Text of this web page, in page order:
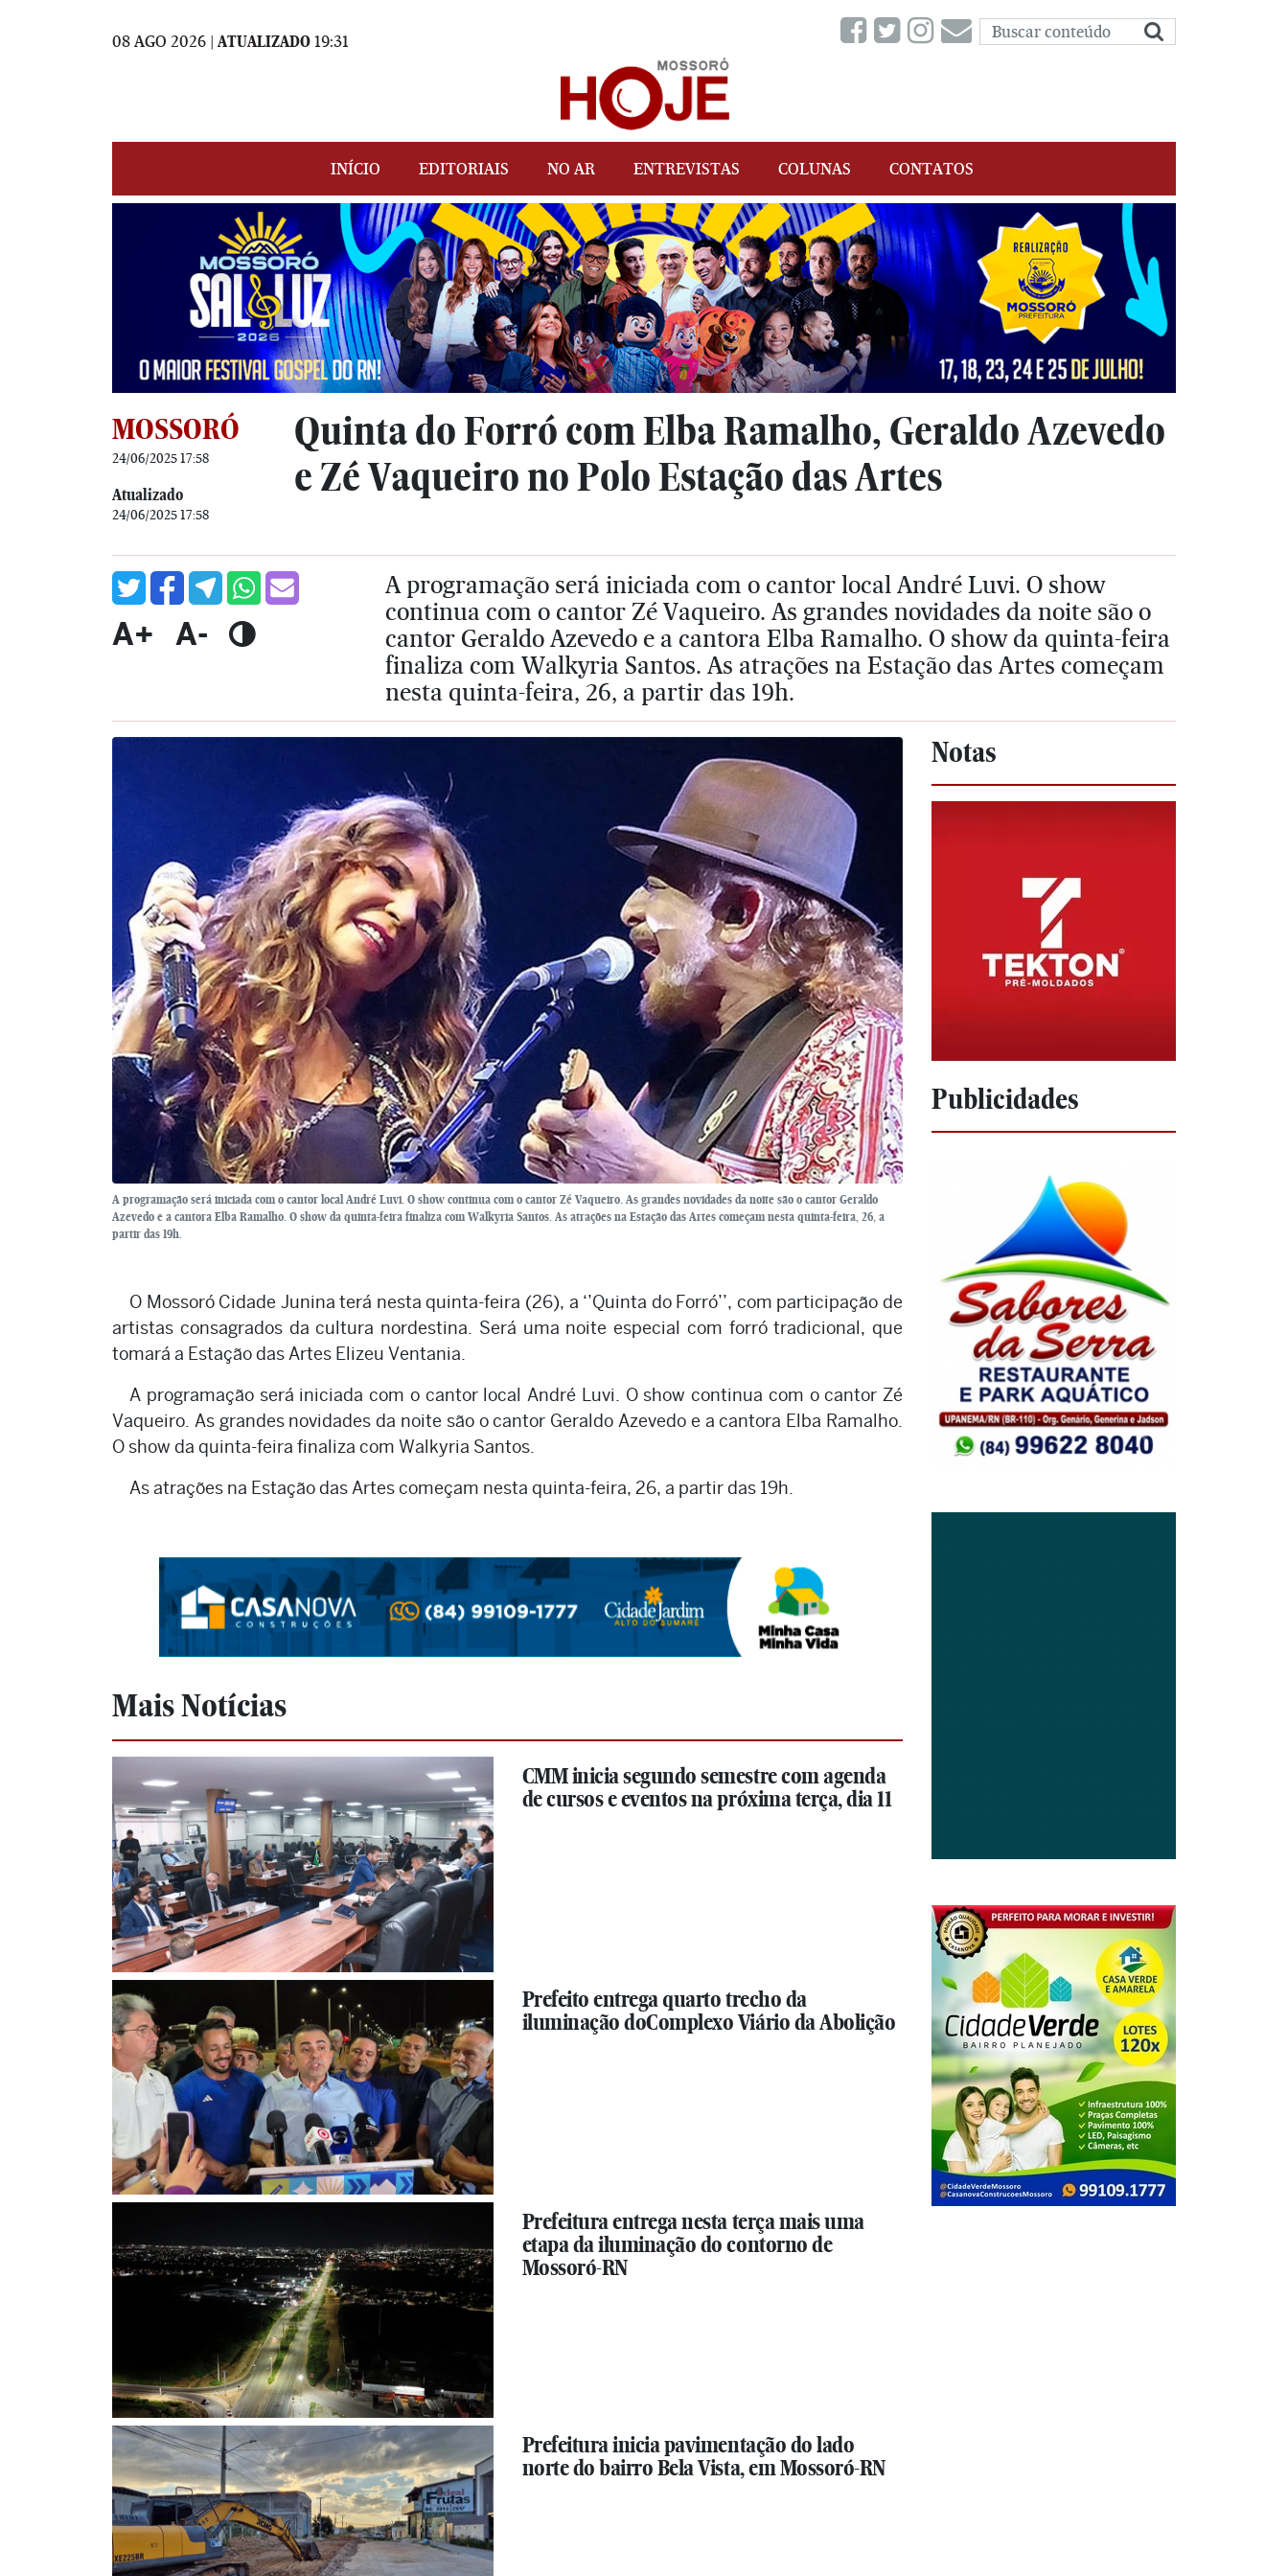
08 AGO 2026 | ATUALIZADO 19:31
INÍCIO EDITORIAIS NO AR ENTREVISTAS COLUNAS CONTATOS
MOSSORÓ
24/06/2025 17:58
Atualizado
24/06/2025 17:58
Quinta do Forró com Elba Ramalho, Geraldo Azevedo
e Zé Vaqueiro no Polo Estação das Artes
A+ A-
A programação será iniciada com o cantor local André Luvi. O show
continua com o cantor Zé Vaqueiro. As grandes novidades da noite são o
cantor Geraldo Azevedo e a cantora Elba Ramalho. O show da quinta-feira
finaliza com Walkyria Santos. As atrações na Estação das Artes começam
nesta quinta-feira, 26, a partir das 19h.
A programação será iniciada com o cantor local André Luvi. O show continua com o cantor Zé Vaqueiro. As grandes novidades da noite são o cantor Geraldo
Azevedo e a cantora Elba Ramalho. O show da quinta-feira finaliza com Walkyria Santos. As atrações na Estação das Artes começam nesta quinta-feira, 26, a
partir das 19h.
O Mossoró Cidade Junina terá nesta quinta-feira (26), a ‘’Quinta do Forró’’, com participação de
artistas consagrados da cultura nordestina. Será uma noite especial com forró tradicional, que
tomará a Estação das Artes Elizeu Ventania.
A programação será iniciada com o cantor local André Luvi. O show continua com o cantor Zé
Vaqueiro. As grandes novidades da noite são o cantor Geraldo Azevedo e a cantora Elba Ramalho.
O show da quinta-feira finaliza com Walkyria Santos.
As atrações na Estação das Artes começam nesta quinta-feira, 26, a partir das 19h.
Mais Notícias
CMM inicia segundo semestre com agenda
de cursos e eventos na próxima terça, dia 11
Prefeito entrega quarto trecho da
iluminação doComplexo Viário da Abolição
Prefeitura entrega nesta terça mais uma
etapa da iluminação do contorno de
Mossoró-RN
Prefeitura inicia pavimentação do lado
norte do bairro Bela Vista, em Mossoró-RN
Notas
Publicidades